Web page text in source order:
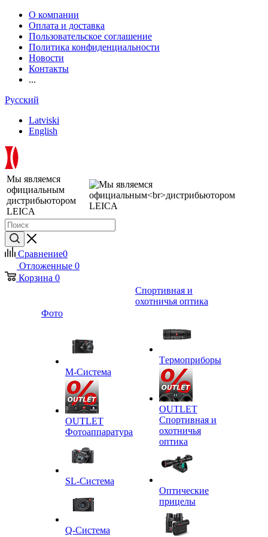
О компании
Оплата и доставка
Пользовательское соглашение
Политика конфиденциальности
Новости
Контакты
...
Русский
Latviski
English
Мы являемся
официальным
дистрибьютором
LEICA
Сравнение0
Отложенные 0
Корзина 0
Фото
M-Система
OUTLET
Фотоаппаратура
SL-Система
Q-Cистема
Спортивная и
охотничья оптика
Tермоприборы
OUTLET
Спортивная и
охотничья
оптика
Оптические
прицелы